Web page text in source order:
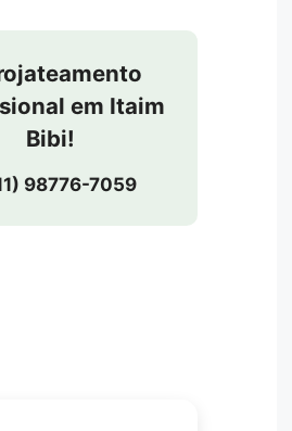
em Itaim
Bibi!
98776-7059